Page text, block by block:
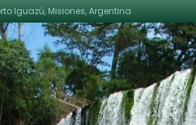
Iguazú, Misiones, Argentina